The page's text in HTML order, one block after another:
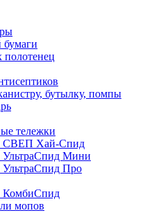
бумаги
бутылку, помпы
тележки
СВЕП Хай-Спид
УльтраСпид Мини
УльтраСпид Про
КомбиСпид
мопов